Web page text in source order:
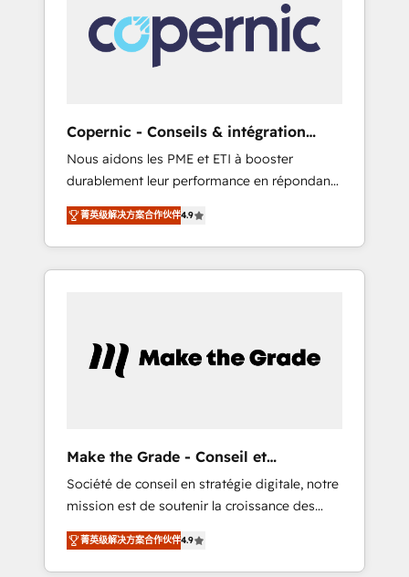
portal? We are built for the work.
our clients gain a unique advantage in CRM
architecture, pipeline generation, data
intelligence, and go-to-market execution.
days ⚡ - Global: 75+ RPers across five
continents 🌐 - Scale: Largest organically
grown & fastest tiering Elite HubSpot Partner
🪴 - Sales Hub: More implementations than
any other Partner 💻 - Migrations: We convert
Salesforce addicts to HubSpot evangelists 🧡
Don't hire a marketing agency for an Ops
Copernic - Conseils & intégration
HubSpot
Nous aidons les PME et ETI à booster
durablement leur performance en répondant
aux vrais défis : • Intégration de HubSpot
avec d’autres outils (ERP, téléphonie, etc.) •
Alignement des équipes grâce à un outil et
des données partagées • Amélioration de la
Notre équipe de 30 consultants certifiés
HubSpot aborde chaque projet avec un
objectifs d’entreprise. Grâce à une
méthodologie éprouvée auprès de plus de
400 clients, nous comprenons rapidement
vos enjeux et intégrons parfaitement
HubSpot dans votre organisation. Pour toute
菁英级解决方案合作伙伴4.9
Make the Grade - Conseil et
intégrateur HubSpot
Société de conseil en stratégie digitale, notre
mission est de soutenir la croissance des
entreprises B2B à travers l’acquisition de
nouveaux clients, l'intégration CRM et le
développement des revenus auprès de vos
菁英级解决方案合作伙伴4.9